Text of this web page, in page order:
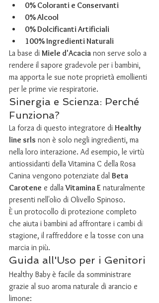
0% Coloranti e Conservanti
0% Alcool
0% Dolcificanti Artificiali
100% Ingredienti Naturali
La base di Miele d'Acacia non serve solo a
rendere il sapore gradevole per i bambini,
ma apporta le sue note proprietà emollienti
per le prime vie respiratorie.
Sinergia e Scienza: Perché
Funziona?
La forza di questo integratore di Healthy
line srls non è solo negli ingredienti, ma
nella loro interazione. Ad esempio, le virtù
antiossidanti della Vitamina C della Rosa
Canina vengono potenziate dal Beta
Carotene e dalla Vitamina E naturalmente
presenti nell'olio di Olivello Spinoso.
È un protocollo di protezione completo
che aiuta i bambini ad affrontare i cambi di
stagione, il raffreddore e la tosse con una
marcia in più.
Guida all'Uso per i Genitori
Healthy Baby è facile da somministrare
grazie al suo aroma naturale di arancio e
limone: